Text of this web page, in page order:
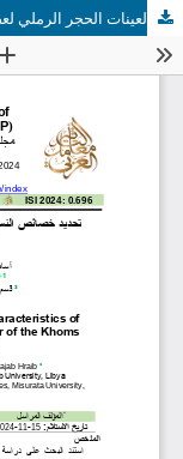
تحديد خصائص النسيج الرسوبي لعينات الحجر الرملي لعضو النقازة التابع لتكوين الخمس شمال غرب ليبيا